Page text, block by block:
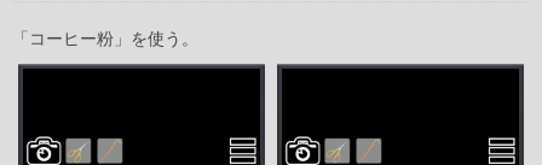
「コーヒー粉」を使う。